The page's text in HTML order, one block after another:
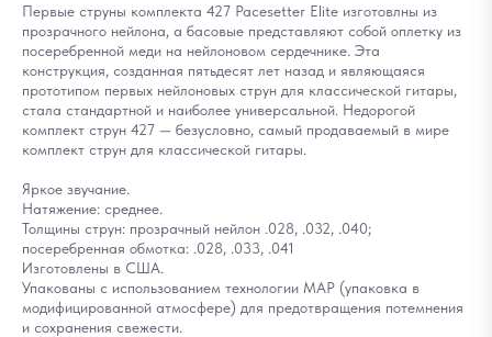
Первые струны комплекта 427 Pacesetter Elite изготовлны из
прозрачного нейлона, а басовые представляют собой оплетку из
посеребренной меди на нейлоновом сердечнике. Эта
конструкция, созданная пятьдесят лет назад и являющаяся
прототипом первых нейлоновых струн для классической гитары,
стала стандартной и наиболее универсальной. Недорогой
комплект струн 427 — безусловно, самый продаваемый в мире
комплект струн для классической гитары.
Яркое звучание.
Натяжение: среднее.
Толщины струн: прозрачный нейлон .028, .032, .040;
посеребренная обмотка: .028, .033, .041
Изготовлены в США.
Упакованы с использованием технологии MAP (упаковка в
модифицированной атмосфере) для предотвращения потемнения
и сохранения свежести.